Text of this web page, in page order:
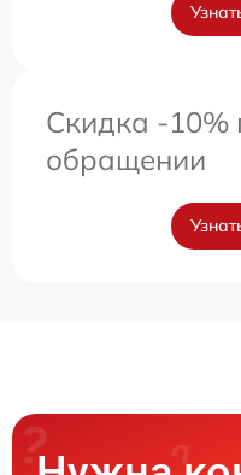
Скидка -10%
обращении